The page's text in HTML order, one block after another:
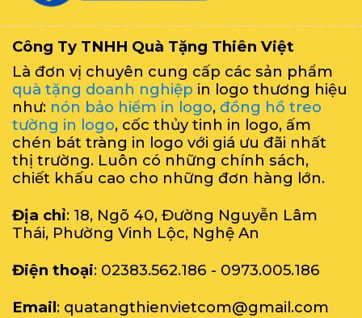
Công Ty TNHH Quà Tặng Thiên Việt
Là đơn vị chuyên cung cấp các sản phẩm
quà tặng doanh nghiệp in logo thương hiệu
như: nón bảo hiểm in logo, đồng hồ treo
tường in logo, cốc thủy tinh in logo, ấm
chén bát tràng in logo với giá ưu đãi nhất
thị trường. Luôn có những chính sách,
chiết khấu cao cho những đơn hàng lớn.
Địa chỉ: 18, Ngõ 40, Đường Nguyễn Lâm
Thái, Phường Vinh Lộc, Nghệ An
Điện thoại: 02383.562.186 - 0973.005.186
Email: quatangthienvietcom@gmail.com